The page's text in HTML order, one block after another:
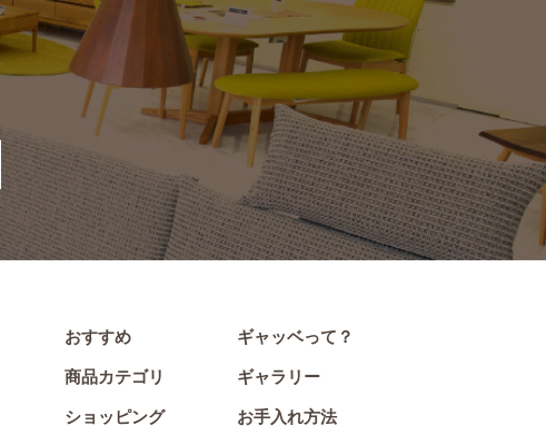
おすすめ ギャッベって？
商品カテゴリ ギャラリー
ショッピング お手入れ方法